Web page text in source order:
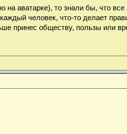
аватарке), то знали бы, что
человек, что-то делает
принес обществу, пользы или